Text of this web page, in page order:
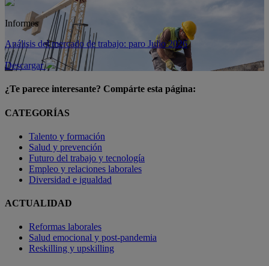
Informes
Análisis del mercado de trabajo: paro Julio 2026
Descargar
¿Te parece interesante? Compárte esta página:
CATEGORÍAS
Talento y formación
Salud y prevención
Futuro del trabajo y tecnología
Empleo y relaciones laborales
Diversidad e igualdad
ACTUALIDAD
Reformas laborales
Salud emocional y post-pandemia
Reskilling y upskilling